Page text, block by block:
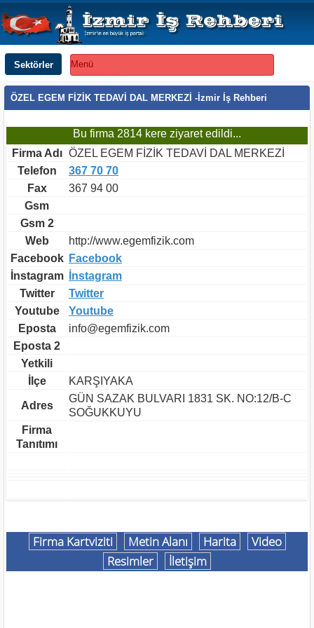
Sektörler Menü
ÖZEL EGEM FİZİK TEDAVİ DAL MERKEZİ -İzmir İş Rehberi
Bu firma 2814 kere ziyaret edildi...
Firma Adı ÖZEL EGEM FİZİK TEDAVİ DAL MERKEZİ
Telefon
367 70 70
Fax
367 94 00
Gsm
Gsm 2
Web
http://www.egemfizik.com
Facebook Facebook
İnstagram
İnstagram
Twitter
Twitter
Youtube
Youtube
Eposta
info@egemfizik.com
Eposta 2
Yetkili
İlçe
KARŞIYAKA
Adres
GÜN SAZAK BULVARI 1831 SK. NO:12/B-C
SOĞUKKUYU
Firma
Tanıtımı
Firma Kartviziti Metin Alanı Harita
Video
Resimler
İletişim